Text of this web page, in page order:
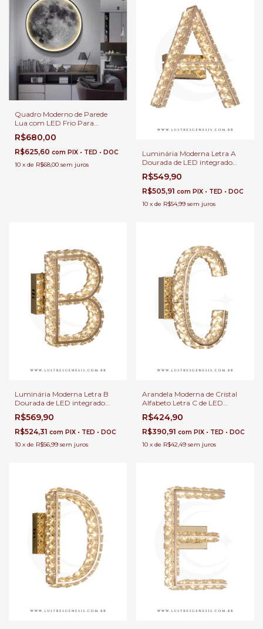
Quadro Moderno de Parede
Lua com LED Frio Para
Decoração de Quartos, Sala de
Estar, Corredor, Escritório,
Apartamento e Quarto Infantil
R$680,00
R$625,60 com PIX • TED • DOC
10 x de R$68,00 sem juros
Luminária Moderna Letra A
Dourada de LED integrado
3000k para Decoração,
Cabeceira de Cama, Corredor e
Quartos
R$549,90
R$505,91 com PIX • TED • DOC
10 x de R$54,99 sem juros
Luminária Moderna Letra B
Dourada de LED integrado
3000k para Decoração,
Cabeceira de Cama, Corredor e
Quartos
R$569,90
R$524,31 com PIX • TED • DOC
10 x de R$56,99 sem juros
Arandela Moderna de Cristal
Alfabeto Letra C de LED
Personalizada para Decoração,
Cabeceira de Cama, Corredor e
Quartos
R$424,90
R$390,91 com PIX • TED • DOC
10 x de R$42,49 sem juros